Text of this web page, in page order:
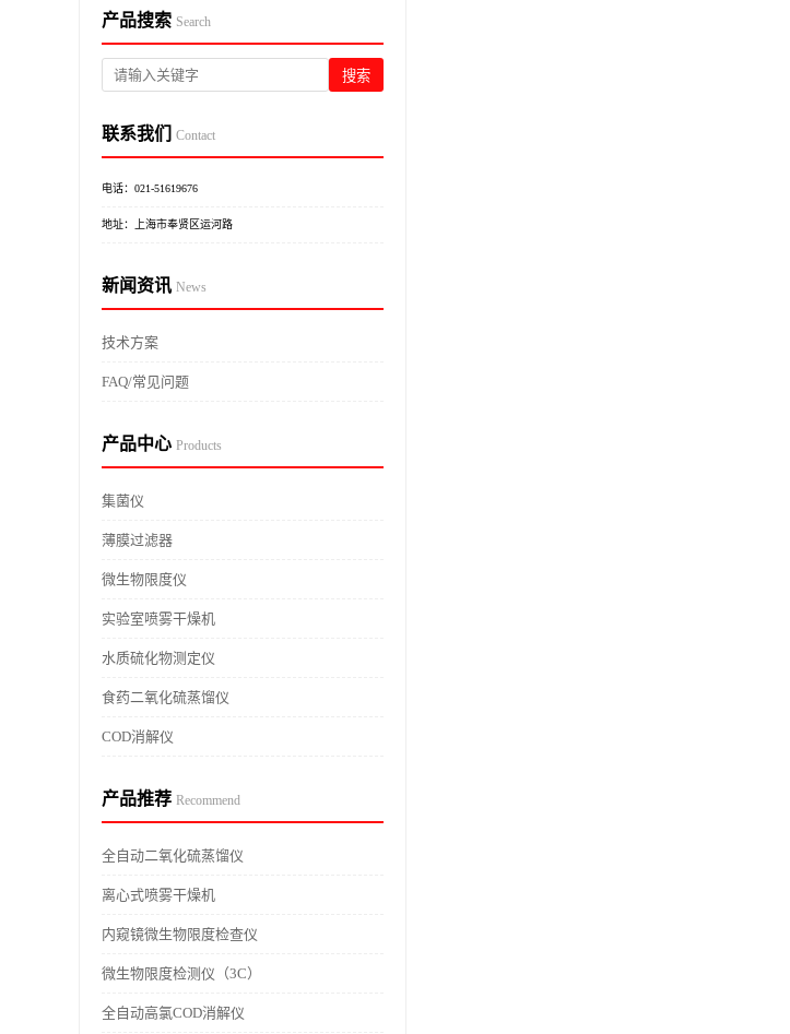
产品搜索 Search
搜索
联系我们 Contact
电话：021-51619676
地址：上海市奉贤区运河路
新闻资讯 News
技术方案
FAQ/常见问题
产品中心 Products
集菌仪
薄膜过滤器
微生物限度仪
实验室喷雾干燥机
水质硫化物测定仪
食药二氧化硫蒸馏仪
COD消解仪
产品推荐 Recommend
全自动二氧化硫蒸馏仪
离心式喷雾干燥机
内窥镜微生物限度检查仪
微生物限度检测仪（3C）
全自动高氯COD消解仪